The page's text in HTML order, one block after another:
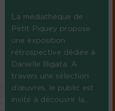
La médiathèque de
Petit Piquey propose
une exposition
rétrospective dédiée à
Danielle Bigata. A
travers une sélection
d’œuvres, le public est
invité à découvrir la...